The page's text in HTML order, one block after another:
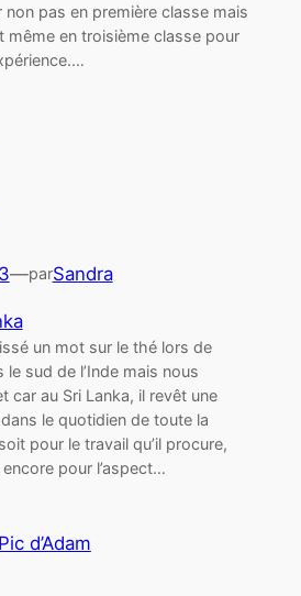
pas en première classe mais
même en troisième classe pour
—parSandra
un mot sur le thé lors de
sud de l’Inde mais nous
car au Sri Lanka, il revêt une
le quotidien de toute la
pour le travail qu’il procure,
pour l’aspect…